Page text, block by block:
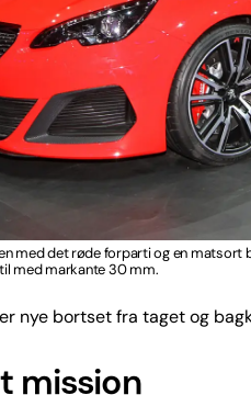
med det røde forparti og en
med markante 30 mm.
nye bortset fra taget og
mission